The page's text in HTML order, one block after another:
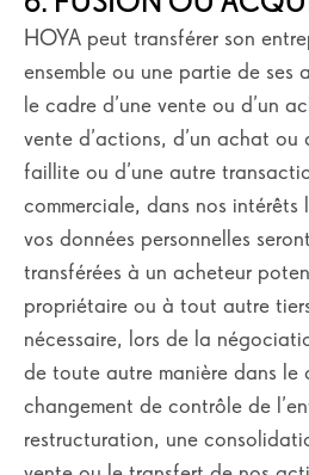
HOYA peut transférer son
ensemble ou une partie de ses
le cadre d’une vente ou d’un
vente d’actions, d’un achat ou
faillite ou d’une autre
commerciale, dans nos intérêts
vos données personnelles
transférées à un acheteur
propriétaire ou à tout autre
nécessaire, lors de la
de toute autre manière dans le
changement de contrôle de
restructuration, une